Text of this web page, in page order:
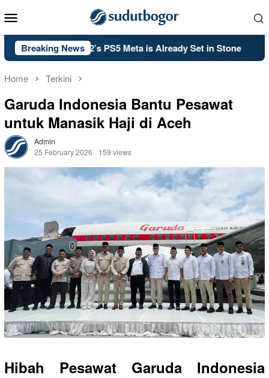
to
Menu
Breaking News
Black Ops 2’s PS5 Meta is Already Set in Stone
Home Terkini
Garuda Indonesia Bantu Pesawat
untuk Manasik Haji di Aceh
Admin
25 February 2026
159 views
Hibah Pesawat Garuda Indonesia